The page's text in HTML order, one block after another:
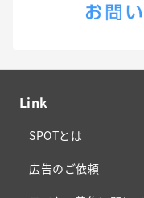
Link
SPOTとは
広告のご依頼